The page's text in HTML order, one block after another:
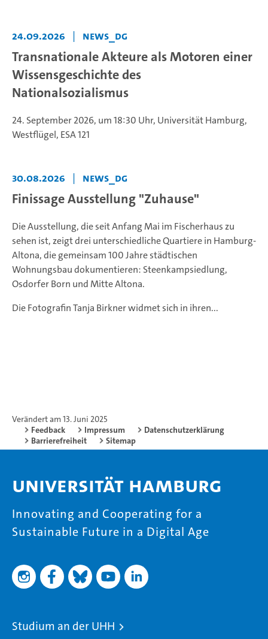
24.09.2026 | news_DG
Transnationale Akteure als Motoren einer
Wissensgeschichte des
Nationalsozialismus
24. September 2026, um 18:30 Uhr, Universität Hamburg,
Westflügel, ESA 121
30.08.2026 | news_DG
Finissage Ausstellung "Zuhause"
Die Ausstellung, die seit Anfang Mai im Fischerhaus zu
sehen ist, zeigt drei unterschiedliche Quartiere in Hamburg-
Altona, die gemeinsam 100 Jahre städtischen
Wohnungsbau dokumentieren: Steenkampsiedlung,
Osdorfer Born und Mitte Altona.
Die Fotografin Tanja Birkner widmet sich in ihren...
Verändert am 13. Juni 2025
Feedback
Impressum
Datenschutzerklärung
Barrierefreiheit
Sitemap
Universität Hamburg
Innovating and Cooperating for a
Sustainable Future in a Digital Age
Studium an der UHH